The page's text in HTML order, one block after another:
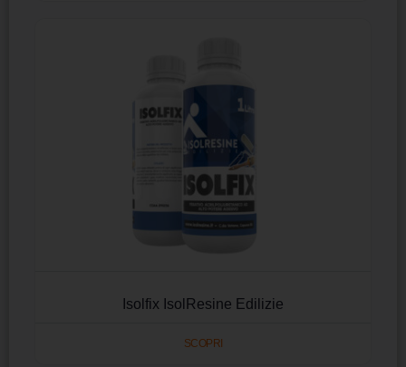
Isolfix IsolResine Edilizie
SCOPRI